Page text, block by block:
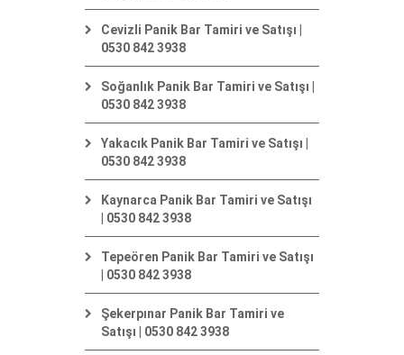
Cevizli Panik Bar Tamiri ve Satışı |
0530 842 3938
Soğanlık Panik Bar Tamiri ve Satışı |
0530 842 3938
Yakacık Panik Bar Tamiri ve Satışı |
0530 842 3938
Kaynarca Panik Bar Tamiri ve Satışı
| 0530 842 3938
Tepeören Panik Bar Tamiri ve Satışı
| 0530 842 3938
Şekerpınar Panik Bar Tamiri ve
Satışı | 0530 842 3938